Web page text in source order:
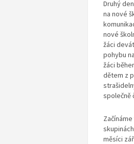
Druhý
na nové
nové
žáci
pohybu
žáci
dětem z
společně
měsíci